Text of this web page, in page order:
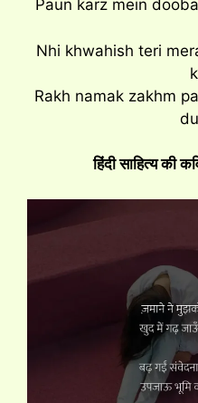
Paun karz mein
Nhi khwahish teri
Rakh namak zakhm
हिंदी साहित्य की